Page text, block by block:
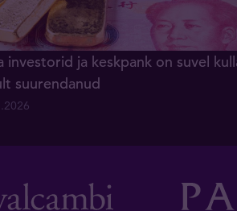
investorid ja keskpank on suvel
suurendanud